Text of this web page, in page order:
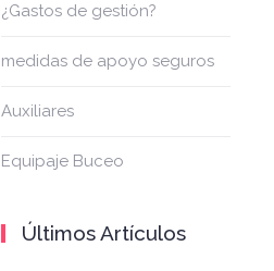
¿Gastos de gestión?
medidas de apoyo seguros
Auxiliares
Equipaje Buceo
Últimos Artículos